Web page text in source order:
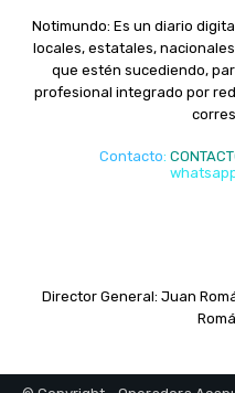
Notimundo: Es un diario
locales, estatales,
que estén sucediendo,
profesional integrado por
Contacto:
Director General: Juan